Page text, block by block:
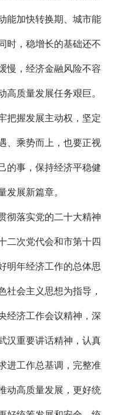
能加快转换期、城市能
时，稳增长的基础还不
慢，经济金融风险不容
高质量发展任务艰巨。
把握发展主动权，坚定
、乘势而上，也要正视
的事，保持经济平稳健
发展新篇章。
彻落实党的二十大精神
二次党代会和市第十四
明年经济工作的总体思
社会主义思想为指导，
经济工作会议精神，深
汉重要讲话精神，认真
进工作总基调，完整准
动高质量发展，更好统